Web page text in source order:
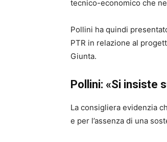
tecnico-economico che
Pollini ha quindi
PTR in relazione al
Giunta.
Pollini: «Si insiste
La consigliera evidenzia
e per l’assenza di una